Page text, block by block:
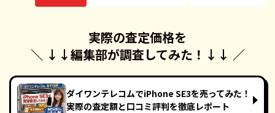
＼ ↓↓
実際の査定価格を
編集部が調査してみた！ ↓↓ ／
ダイワンテレコムでiPhone SE3を売ってみた！
実際の査定額と口コミ評判を徹底レポート